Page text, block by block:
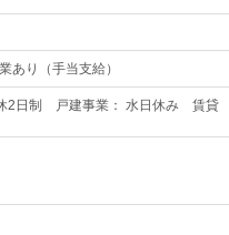
り（手当支給）
休2日制 戸建事業： 水日休み 賃貸